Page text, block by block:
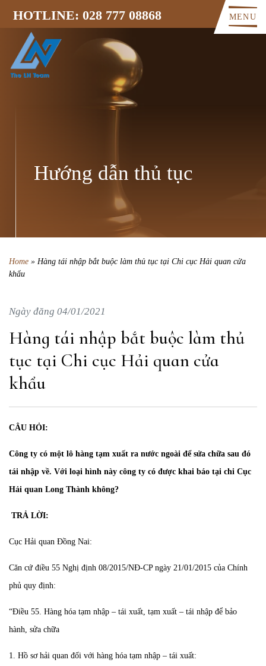
HOTLINE: 028 777 08868 MENU
Hướng dẫn thủ tục
Home » Hàng tái nhập bắt buộc làm thủ tục tại Chi cục Hải quan cửa
khẩu
Ngày đăng 04/01/2021
Hàng tái nhập bắt buộc làm thủ
tục tại Chi cục Hải quan cửa
khẩu
CÂU HỎI:
Công ty có một lô hàng tạm xuất ra nước ngoài để sửa chữa sau đó
tái nhập về. Với loại hình này công ty có được khai báo tại chi Cục
Hải quan Long Thành không?
TRẢ LỜI:
Cục Hải quan Đồng Nai:
Căn cứ điều 55 Nghị định 08/2015/NĐ-CP ngày 21/01/2015 của Chính
phủ quy định:
“Điều 55. Hàng hóa tạm nhập – tái xuất, tạm xuất – tái nhập để bảo
hành, sửa chữa
1. Hồ sơ hải quan đối với hàng hóa tạm nhập – tái xuất: